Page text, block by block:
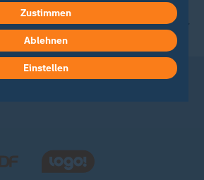
mit Wirkung für die Zukunft
widerrufen oder ändern.
Impressum.
findest du in unserer
Zustimmen
Ablehnen
Einstellen